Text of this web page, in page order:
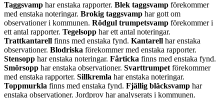
Taggsvamp har enstaka rapporter. Blek taggsvamp förekommer
med enstaka noteringar. Brokig taggsvamp har gott om
observationer i kommunen. Rödgul trumpetsvamp förekommer i
ett antal rapporter. Tegelsopp har ett antal noteringar.
Trattkantarell finns med enstaka fynd. Kantarell har enstaka
observationer. Blodriska förekommer med enstaka rapporter.
Stensopp har enstaka noteringar. Fårticka finns med enstaka fynd.
Smörsopp har enstaka observationer. Svarttrumpet förekommer
med enstaka rapporter. Sillkremla har enstaka noteringar.
Toppmurkla finns med enstaka fynd. Fjällig bläcksvamp har
enstaka observationer. Jordprov har analyserats i kommunen.